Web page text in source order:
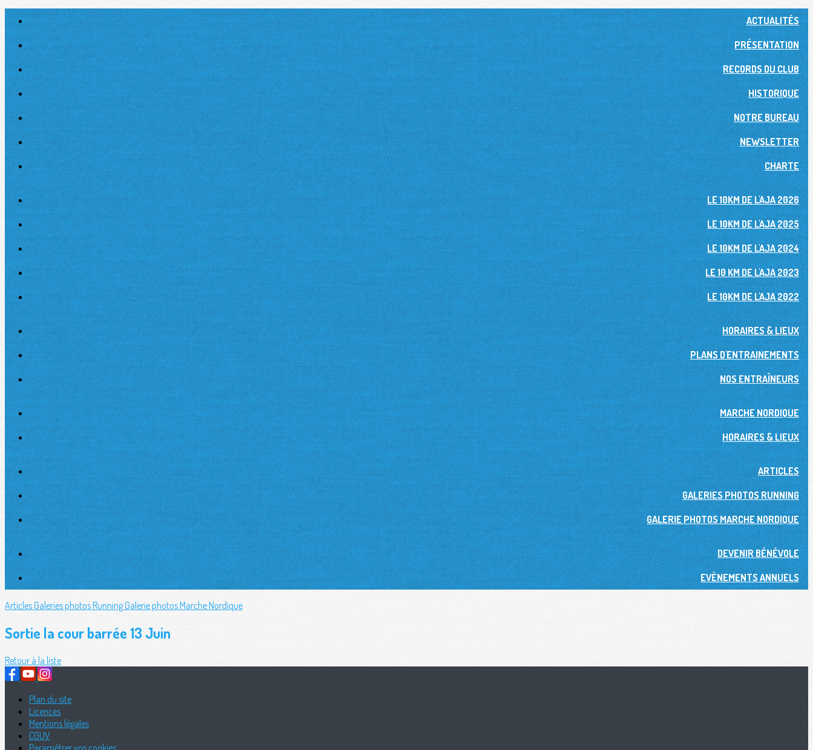
ACTUALITÉS
PRÉSENTATION
RECORDS DU CLUB
HISTORIQUE
NOTRE BUREAU
NEWSLETTER
CHARTE
LE 10KM DE L'AJA 2026
LE 10KM DE L'AJA 2025
LE 10KM DE L'AJA 2024
LE 10 KM DE L'AJA 2023
LE 10KM DE L'AJA 2022
HORAIRES & LIEUX
PLANS D'ENTRAINEMENTS
NOS ENTRAÎNEURS
MARCHE NORDIQUE
HORAIRES & LIEUX
ARTICLES
GALERIES PHOTOS RUNNING
GALERIE PHOTOS MARCHE NORDIQUE
DEVENIR BÉNÉVOLE
EVÈNEMENTS ANNUELS
ArticlesGaleries photos RunningGalerie photos Marche Nordique
Sortie la cour barrée 13 Juin
Retour à la liste
Plan du site
Licences
Mentions légales
CGUV
Paramétrer vos cookies